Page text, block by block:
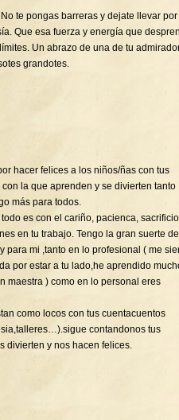
te pongas barreras y dejate llevar por
Que esa fuerza y energía que
Un abrazo de una de tu
grandotes.
hacer felices a los niños/ñas con tus
la que aprenden y se divierten tanto
más para todos.
es con el cariño, pacienca,
en tu trabajo. Tengo la gran suerte de
para mi ,tanto en lo profesional ( me
por estar a tu lado,he aprendido
maestra ) como en lo personal eres
como locos con tus cuentacuentos
contandonos tus
divierten y nos hacen felices.